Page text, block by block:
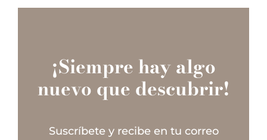
¡Siempre hay algo
nuevo que descubrir!
Suscríbete y recibe en tu correo